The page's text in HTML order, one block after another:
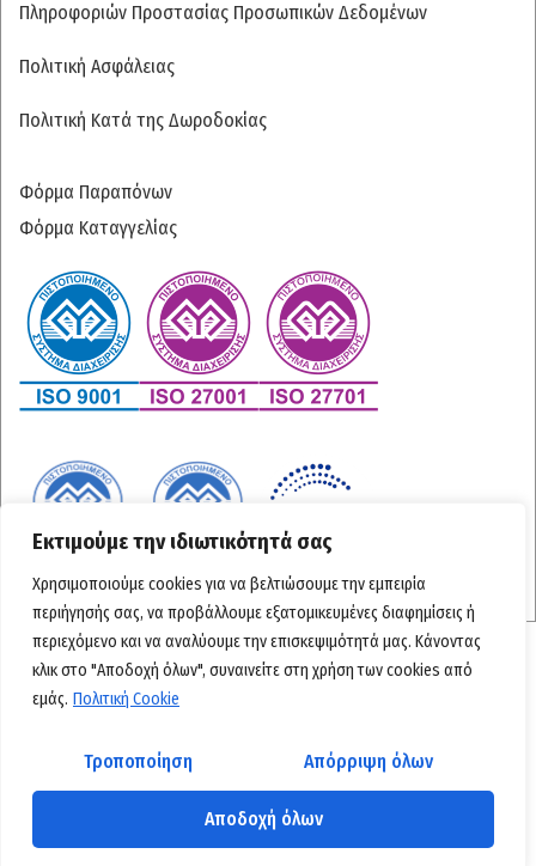
Εκτιμούμε την ιδιωτικότητά σας
Χρησιμοποιούμε cookies για να βελτιώσουμε την εμπειρία
περιήγησής σας, να προβάλλουμε εξατομικευμένες διαφημίσεις ή
περιεχόμενο και να αναλύουμε την επισκεψιμότητά μας. Κάνοντας
κλικ στο "Αποδοχή όλων", συναινείτε στη χρήση των cookies από
εμάς. Πολιτική Cookie
Τροποποίηση Απόρριψη όλων
Αποδοχή όλων
Πληροφοριών Προστασίας Προσωπικών Δεδομένων
Πολιτική Ασφάλειας
Πολιτική Κατά της Δωροδοκίας
Φόρμα Παραπόνων
Φόρμα Καταγγελίας
© 2024Πρωταγόρας